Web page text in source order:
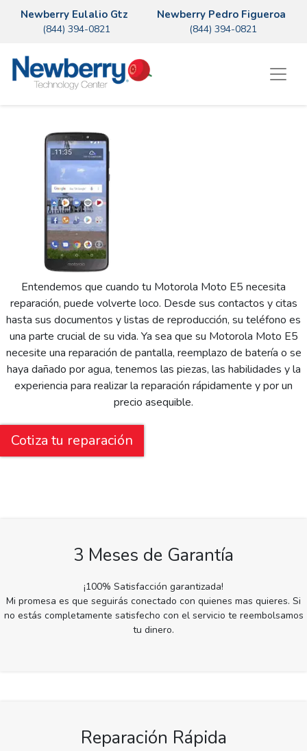
Newberry Eulalio Gtz
(844) 394-0821
Newberry Pedro Figueroa
(844) 394-0821
Entendemos que cuando tu Motorola Moto E5 necesita
reparación, puede volverte loco. Desde sus contactos y citas
hasta sus documentos y listas de reproducción, su teléfono es
una parte crucial de su vida. Ya sea que su Motorola Moto E5
necesite una reparación de pantalla, reemplazo de batería o se
haya dañado por agua, tenemos las piezas, las habilidades y la
experiencia para realizar la reparación rápidamente y por un
precio asequible.
Cotiza tu reparación
3 Meses de Garantía
¡100% Satisfacción garantizada!
Mi promesa es que seguirás conectado con quienes mas quieres. Si
no estás completamente satisfecho con el servicio te reembolsamos
tu dinero.
Reparación Rápida